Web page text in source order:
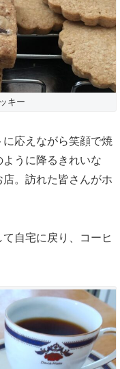
キー
応えながら笑顔で焼
うに降るきれいな
。訪れた皆さんがホ
自宅に戻り、コーヒ